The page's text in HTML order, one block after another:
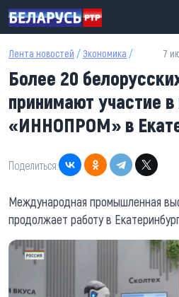
Перейти к основному содержанию
Лента новостей / Экономика / 7
Более 20
принимают участие
«ИННОПРОМ» в
Поделиться:
Международная промышленная
продолжает работу в